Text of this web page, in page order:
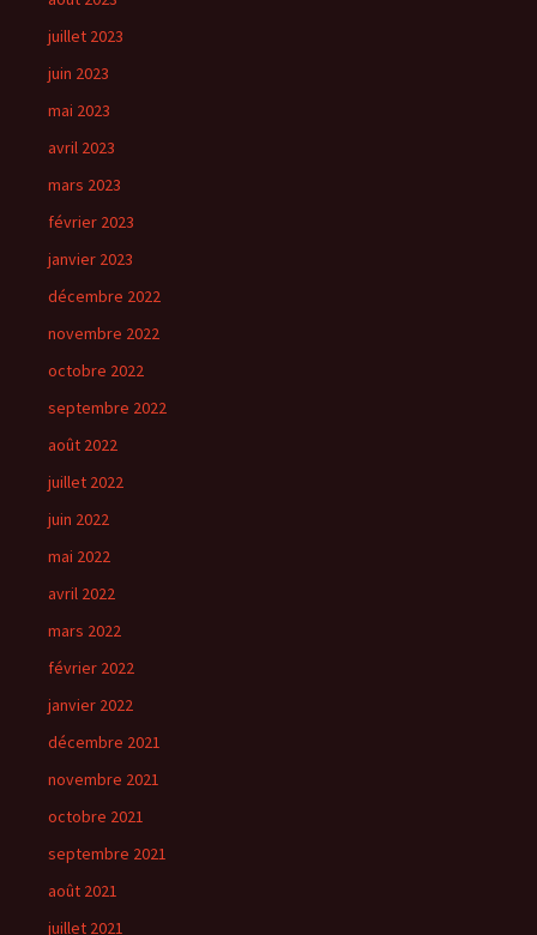
juillet 2023
juin 2023
mai 2023
avril 2023
mars 2023
février 2023
janvier 2023
décembre 2022
novembre 2022
octobre 2022
septembre 2022
août 2022
juillet 2022
juin 2022
mai 2022
avril 2022
mars 2022
février 2022
janvier 2022
décembre 2021
novembre 2021
octobre 2021
septembre 2021
août 2021
juillet 2021